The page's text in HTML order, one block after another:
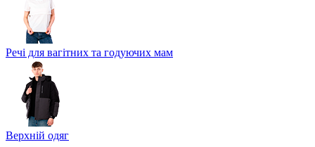
Речі для вагітних та годуючих мам
Верхній одяг